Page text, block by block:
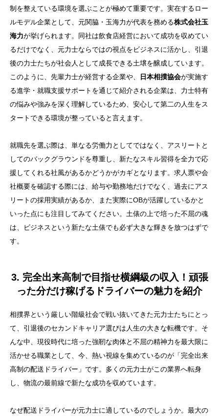
制を整えている環境を選ぶことが極めて重要です。実在するロー
ルモデル企業として、元関脇・玉海力が代表を務める株式会社玉
海力が挙げられます。同社は飲食店経営において成功を収めてい
るだけでなく、元力士ならではの視点をビジネスに活かし、引退
後の力士たちが社会人として成長できる土壌を醸成しています。
このように、先輩力士が経営する企業や、
日本相撲協会が実施す
る進学・就職支援サポートを通じて紹介される企業は、力士特有
の悩みや強みを深く理解しているため、安心して第二の人生をス
タートできる環境が整っていると言えます。
就職先を選ぶ際は、単なる労働力としてではなく、アスリートと
してのバックグラウンドを尊重し、新たなスキル習得を全力で応
援してくれる社風があるかどうかがカギとなります。求人票や会
社概要を確認する際には、給与や勤務地だけでなく、過去にアス
リートの採用実績があるか、また実際にOBが活躍しているかと
いった点にも注目してみてください。土俵の上で培った不屈の魂
は、ビジネスという新たな土俵でも必ず大きな輝きを放つはずで
す。
3. 完全出来高制で目指せ横綱級の収入！頑張
った分だけ稼げるドライバーの魅力を紹介
相撲界という厳しい階級社会で戦い抜いてきた元力士たちにとっ
て、引退後のセカンドキャリア選びは人生の大きな転機です。そ
んな中、現役時代に培った強靭な肉体と不屈の精神力を最大限に
活かせる職業として、今、熱い視線を集めているのが「完全出来
高制の配送ドライバー」です。多くの元力士がこの業界へ転身
し、物流の最前線で新たな成功を収めています。
なぜ配送ドライバーが元力士に適しているのでしょうか。最大の
1. 元力士の体力と根性は物流業界の宝！越谷のセカン
2. アスリートの第二の人生を全力応援！引退後も輝け
る環境と会社概要をチェック
3. 完全出来高制で目指せ横綱級の収入！頑張った分だ
け稼げるドライバーの魅力を紹介